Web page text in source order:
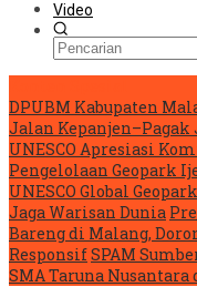
Video
DPUBM Kabupaten
Jalan
UNESCO Apresiasi
Pengelolaan Geopark
UNESCO Global
Jaga Warisan Dunia
Bareng di Malang,
ResponsifSPAM
SMA Taruna Nusantara